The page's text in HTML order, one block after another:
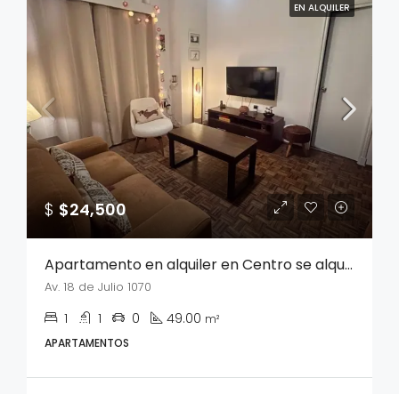
EN ALQUILER
$ $24,500
Apartamento en alquiler en Centro se alquila sin muebles
Av. 18 de Julio 1070
1 1 0 49.00 m²
APARTAMENTOS